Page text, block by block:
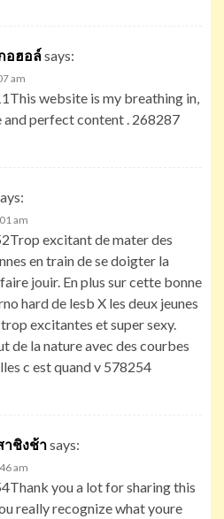
อฮอล์says:
am
website is my breathing in,
and perfect content . 268287
am
excitant de mater des
en train de se doigter la
jouir. En plus sur cette bonne
hard de lesb X les deux jeunes
excitantes et super sexy.
de la nature avec des courbes
c est quand v 578254
าชิงช้าsays:
am
you a lot for sharing this
really recognize what youre